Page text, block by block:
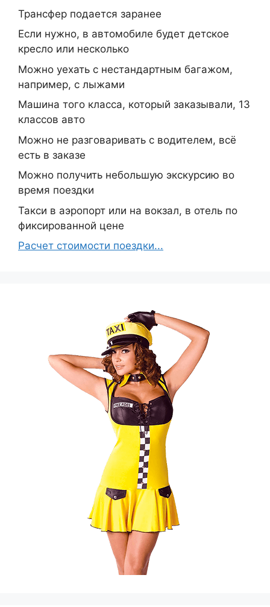
Трансфер подается заранее
Если нужно, в автомобиле будет детское
кресло или несколько
Можно уехать с нестандартным багажом,
например, с лыжами
Машина того класса, который заказывали, 13
классов авто
Можно не разговаривать с водителем, всё
есть в заказе
Можно получить небольшую экскурсию во
время поездки
Такси в аэропорт или на вокзал, в отель по
фиксированной цене
Расчет стоимости поездки...